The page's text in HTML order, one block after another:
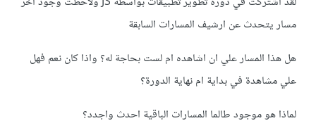
مسار يتحدث عن ارشيف المسارات السابقة
هل هذا المسار علي ان اشاهده ام لست بحاجة له؟ واذا كان نعم فهل
علي مشاهدة في بداية ام نهاية الدورة؟
لماذا هو موجود طالما المسارات الباقية احدث واجدد؟